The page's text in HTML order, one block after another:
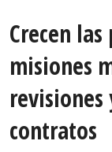
Crecen
misiones
revisiones
contratos